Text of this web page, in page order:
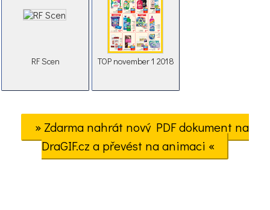
RF Scen TOP november 1 2018
» Zdarma nahrát nový PDF dokument na
DraGIF.cz a převést na animaci «